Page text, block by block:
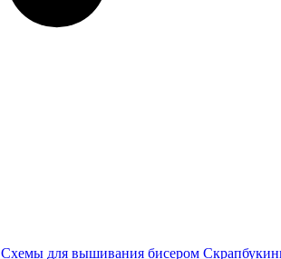
Схемы для вышивания бисером